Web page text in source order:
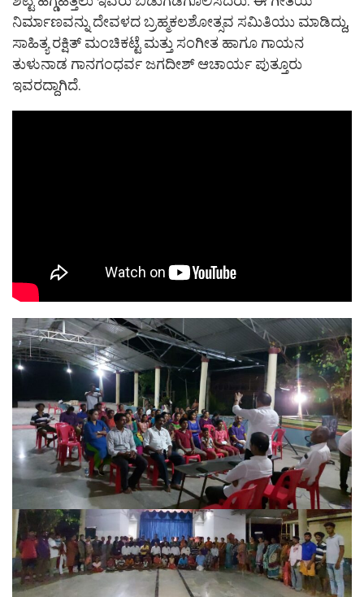
ನಿರ್ಮಾಣವನ್ನು ದೇವಳದ ಬ್ರಹ್ಮಕಲಶೋತ್ಸವ ಸಮಿತಿಯು ಮಾಡಿದ್ದು,
ಸಾಹಿತ್ಯ ರಕ್ಷಿತ್ ಮಂಚಿಕಟ್ಟೆ ಮತ್ತು ಸಂಗೀತ ಹಾಗೂ ಗಾಯನ
ತುಳುನಾಡ ಗಾನಗಂಧರ್ವ ಜಗದೀಶ್ ಆಚಾರ್ಯ ಪುತ್ತೂರು
ಇವರದ್ದಾಗಿದೆ.